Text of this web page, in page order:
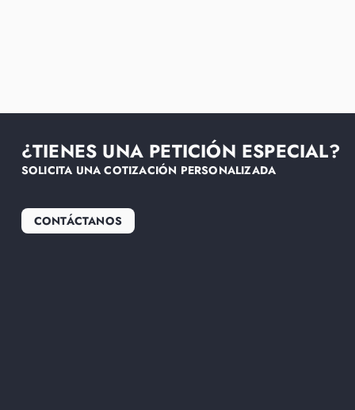
¿TIENES UNA PETICIÓN ESPECIAL?
SOLICITA UNA COTIZACIÓN PERSONALIZADA
CONTÁCTANOS